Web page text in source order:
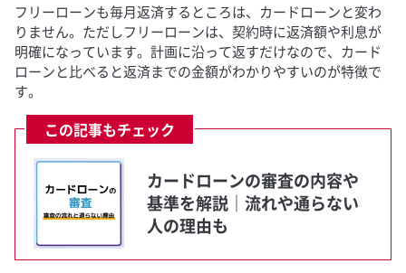
フリーローンも毎月返済するところは、カードローンと変わ
りません。ただしフリーローンは、契約時に返済額や利息が
明確になっています。計画に沿って返すだけなので、カード
ローンと比べると返済までの金額がわかりやすいのが特徴で
す。
この記事もチェック
カードローンの審査の内容や
基準を解説｜流れや通らない
人の理由も